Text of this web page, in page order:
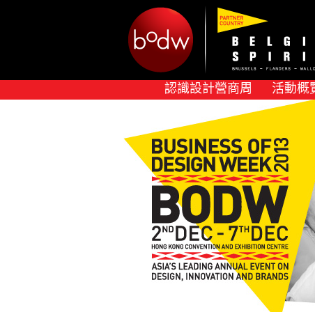
認識設計營商周 活動概